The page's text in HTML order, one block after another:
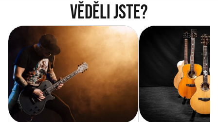
Věděli jste?
Vítejte na novém e-shopu Music
City
Jak vybrat